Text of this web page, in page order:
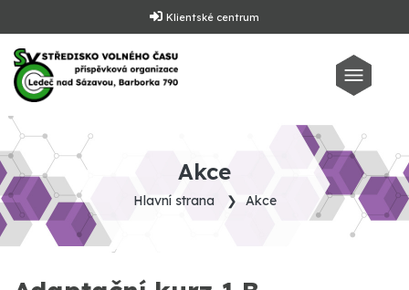
Klientské centrum
Akce
Hlavní strana Akce